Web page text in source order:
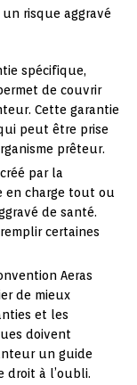
risque aggravé
spécifique,
de couvrir
Cette garantie
peut être prise
prêteur.
par la
en charge tout ou
de santé.
certaines
Aeras
de mieux
et les
doivent
un guide
droit à l’oubli.